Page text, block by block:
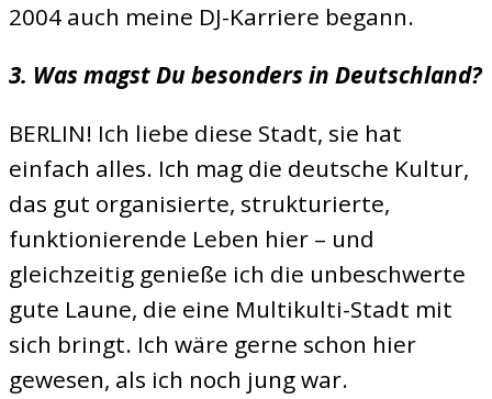
2004 auch meine DJ-Karriere begann.
3. Was magst Du besonders in Deutschland?
BERLIN! Ich liebe diese Stadt, sie hat
einfach alles. Ich mag die deutsche Kultur,
das gut organisierte, strukturierte,
funktionierende Leben hier – und
gleichzeitig genieße ich die unbeschwerte
gute Laune, die eine Multikulti-Stadt mit
sich bringt. Ich wäre gerne schon hier
gewesen, als ich noch jung war.